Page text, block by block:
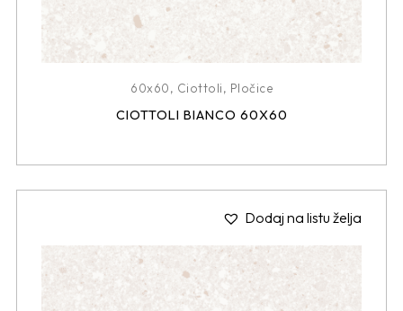
60x60, Ciottoli, Pločice
CIOTTOLI BIANCO 60X60
Dodaj na listu želja